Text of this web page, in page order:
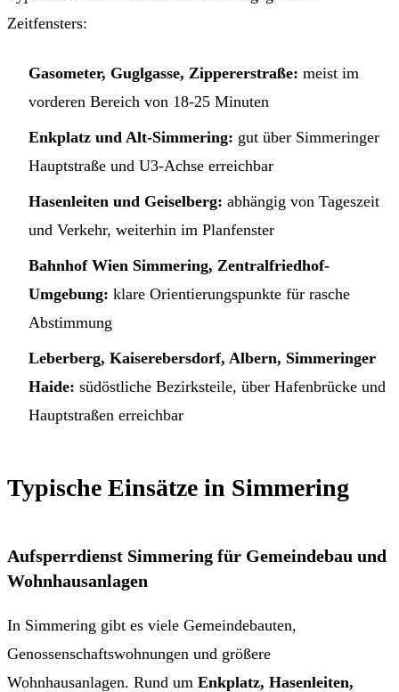
Zeitfensters:
Gasometer, Guglgasse, Zippererstraße: meist im
vorderen Bereich von 18-25 Minuten
Enkplatz und Alt-Simmering: gut über Simmeringer
Hauptstraße und U3-Achse erreichbar
Hasenleiten und Geiselberg: abhängig von Tageszeit
und Verkehr, weiterhin im Planfenster
Bahnhof Wien Simmering, Zentralfriedhof-
Umgebung: klare Orientierungspunkte für rasche
Abstimmung
Leberberg, Kaiserebersdorf, Albern, Simmeringer
Haide: südöstliche Bezirksteile, über Hafenbrücke und
Hauptstraßen erreichbar
Typische Einsätze in Simmering
Aufsperrdienst Simmering für Gemeindebau und
Wohnhausanlagen
In Simmering gibt es viele Gemeindebauten,
Genossenschaftswohnungen und größere
Wohnhausanlagen. Rund um Enkplatz, Hasenleiten,